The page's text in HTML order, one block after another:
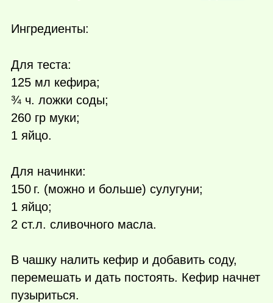
Ингредиенты:
Для теста:
125 мл кефира;
¾ ч. ложки соды;
260 гр муки;
1 яйцо.
Для начинки:
150 г. (можно и больше) сулугуни;
1 яйцо;
2 ст.л. сливочного масла.
В чашку налить кефир и добавить соду,
перемешать и дать постоять. Кефир начнет
пузыриться.